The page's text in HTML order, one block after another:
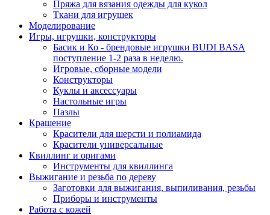
Пряжа для вязания одежды для кукол
Ткани для игрушек
Моделирование
Игры, игрушки, конструкторы
Басик и Ко - брендовые игрушки BUDI BASA
поступление 1-2 раза в неделю.
Игровые, сборные модели
Конструкторы
Куклы и аксессуары
Настольные игры
Пазлы
Крашение
Красители для шерсти и полиамида
Красители универсальные
Квиллинг и оригами
Инструменты для квиллинга
Выжигание и резьба по дереву
Заготовки для выжигания, выпиливания, резьбы
Приборы и инструменты
Работа с кожей